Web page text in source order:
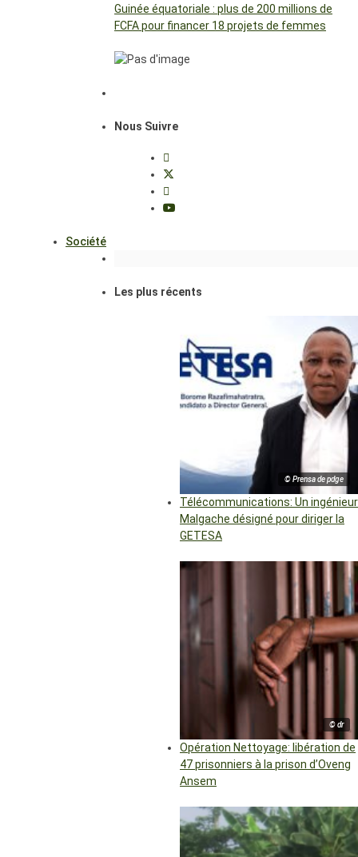
Guinée équatoriale : plus de 200 millions de
FCFA pour financer 18 projets de femmes
Nous Suivre
Société
Les plus récents
© Prensa de pdge
Télécommunications: Un ingénieur
Malgache désigné pour diriger la
GETESA
© dr
Opération Nettoyage: libération de
47 prisonniers à la prison d’Oveng
Ansem